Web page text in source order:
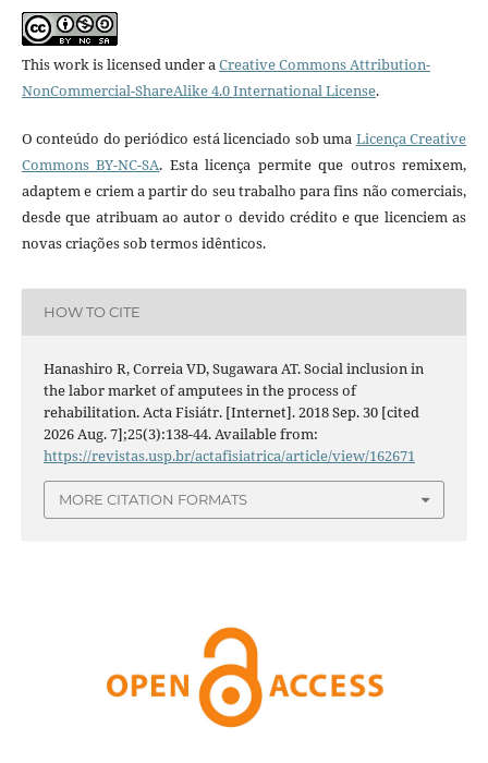
This work is licensed under aCreative Commons Attribution-
NonCommercial-ShareAlike 4.0 International License.
O conteúdo do periódico está licenciado sob uma Licença Creative
Commons BY-NC-SA. Esta licença permite que outros remixem,
adaptem e criem a partir do seu trabalho para fins não comerciais,
desde que atribuam ao autor o devido crédito e que licenciem as
novas criações sob termos idênticos.
HOW TO CITE
Hanashiro R, Correia VD, Sugawara AT. Social inclusion in
the labor market of amputees in the process of
rehabilitation. Acta Fisiátr. [Internet]. 2018 Sep. 30 [cited
2026 Aug. 7];25(3):138-44. Available from:
https://revistas.usp.br/actafisiatrica/article/view/162671
MORE CITATION FORMATS